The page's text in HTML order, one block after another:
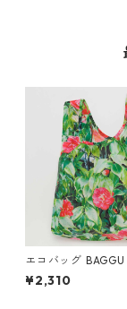
エコバッグ
ビーバグゥ バグー
ル カメリア
¥2,310